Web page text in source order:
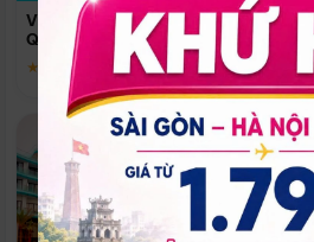
Vinpearl Resort & Spa Phu
Quoc
★ 5.0
★ 5.0